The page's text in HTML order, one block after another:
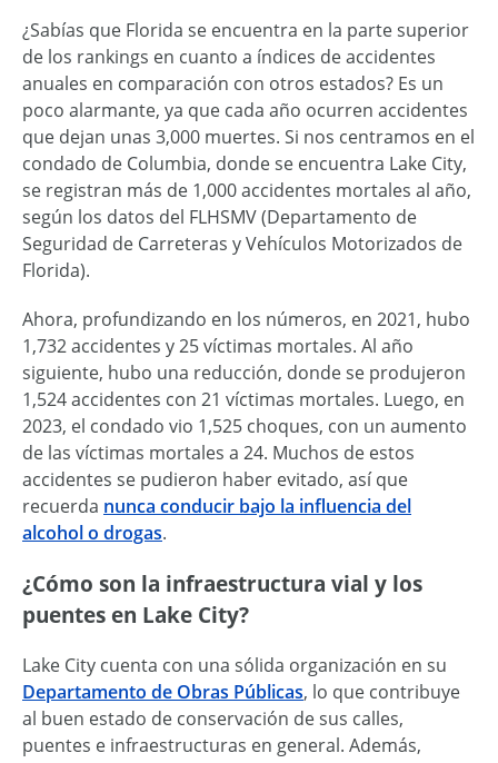
¿Sabías que Florida se encuentra en la parte superior
de los rankings en cuanto a índices de accidentes
anuales en comparación con otros estados? Es un
poco alarmante, ya que cada año ocurren accidentes
que dejan unas 3,000 muertes. Si nos centramos en el
condado de Columbia, donde se encuentra Lake City,
se registran más de 1,000 accidentes mortales al año,
según los datos del FLHSMV (Departamento de
Seguridad de Carreteras y Vehículos Motorizados de
Florida).
Ahora, profundizando en los números, en 2021, hubo
1,732 accidentes y 25 víctimas mortales. Al año
siguiente, hubo una reducción, donde se produjeron
1,524 accidentes con 21 víctimas mortales. Luego, en
2023, el condado vio 1,525 choques, con un aumento
de las víctimas mortales a 24. Muchos de estos
accidentes se pudieron haber evitado, así que
recuerda nunca conducir bajo la influencia del
alcohol o drogas.
¿Cómo son la infraestructura vial y los
puentes en Lake City?
Lake City cuenta con una sólida organización en su
Departamento de Obras Públicas, lo que contribuye
al buen estado de conservación de sus calles,
puentes e infraestructuras en general. Además,